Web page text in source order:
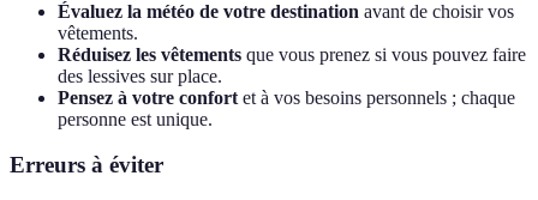
Évaluez la météo de votre destination avant de choisir vos
vêtements.
Réduisez les vêtements que vous prenez si vous pouvez faire
des lessives sur place.
Pensez à votre confort et à vos besoins personnels ; chaque
personne est unique.
Erreurs à éviter